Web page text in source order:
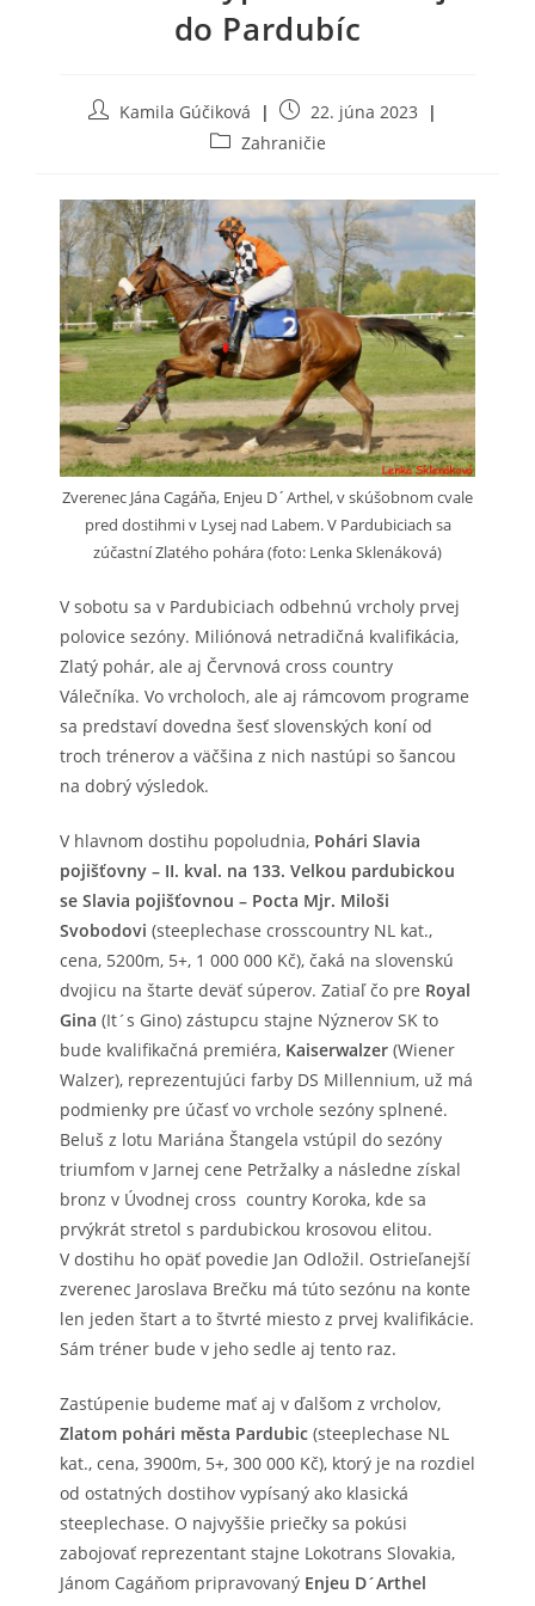
do Pardubíc
Post Kamila Gúčiková
Post
published:
22. júna 2023
PostZahraničie
Zverenec Jána Cagáňa, Enjeu D´Arthel, v skúšobnom cvale
pred dostihmi v Lysej nad Labem. V Pardubiciach sa
zúčastní Zlatého pohára (foto: Lenka Sklenáková)
V sobotu sa v Pardubiciach odbehnú vrcholy prvej
polovice sezóny. Miliónová netradičná kvalifikácia,
Zlatý pohár, ale aj Červnová cross country
Válečníka. Vo vrcholoch, ale aj rámcovom programe
sa predstaví dovedna šesť slovenských koní od
troch trénerov a väčšina z nich nastúpi so šancou
na dobrý výsledok.
V hlavnom dostihu popoludnia, Pohári Slavia
pojišťovny – II. kval. na 133. Velkou pardubickou
se Slavia pojišťovnou – Pocta Mjr. Miloši
Svobodovi (steeplechase crosscountry NL kat.,
cena, 5200m, 5+, 1 000 000 Kč), čaká na slovenskú
dvojicu na štarte deväť súperov. Zatiaľ čo pre Royal
Gina (It´s Gino) zástupcu stajne Nýznerov SK to
bude kvalifikačná premiéra, Kaiserwalzer (Wiener
Walzer), reprezentujúci farby DS Millennium, už má
podmienky pre účasť vo vrchole sezóny splnené.
Beluš z lotu Mariána Štangela vstúpil do sezóny
triumfom v Jarnej cene Petržalky a následne získal
bronz v Úvodnej cross country Koroka, kde sa
prvýkrát stretol s pardubickou krosovou elitou.
V dostihu ho opäť povedie Jan Odložil. Ostrieľanejší
zverenec Jaroslava Brečku má túto sezónu na konte
len jeden štart a to štvrté miesto z prvej kvalifikácie.
Sám tréner bude v jeho sedle aj tento raz.
Zastúpenie budeme mať aj v ďalšom z vrcholov,
Zlatom pohári města Pardubic (steeplechase NL
kat., cena, 3900m, 5+, 300 000 Kč), ktorý je na rozdiel
od ostatných dostihov vypísaný ako klasická
steeplechase. O najvyššie priečky sa pokúsi
zabojovať reprezentant stajne Lokotrans Slovakia,
Jánom Cagáňom pripravovaný Enjeu D´Arthel